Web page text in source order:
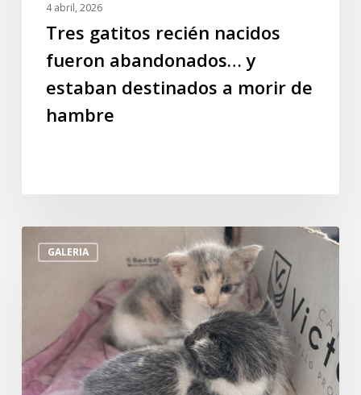
4 abril, 2026
Tres gatitos recién nacidos
fueron abandonados… y
estaban destinados a morir de
hambre
GALERIA
punto
de